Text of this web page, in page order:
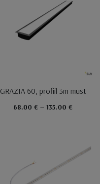
GRAZIA 60, profiil 3m must
68.00 € – 135.00 €